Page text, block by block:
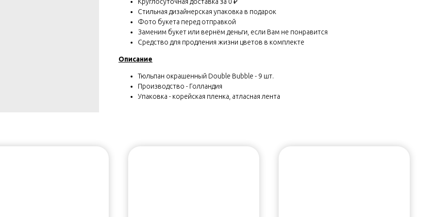
Стильная дизайнерская упаковка в подарок
Фото букета перед отправкой
Заменим букет или вернём деньги, если Вам не понравится
Средство для продления жизни цветов в комплекте
Описание
Тюльпан окрашенный Double Bubble - 9 шт.
Производство - Голландия
Упаковка - корейская пленка, атласная лента